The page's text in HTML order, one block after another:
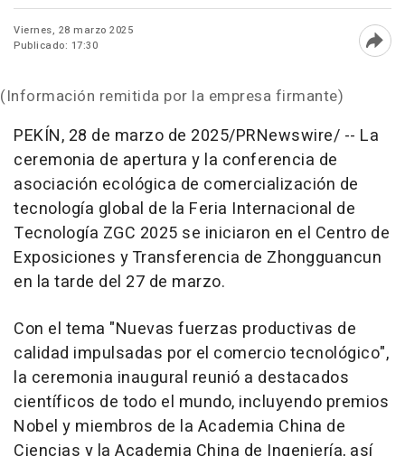
Viernes, 28 marzo 2025
Publicado: 17:30
(Información remitida por la empresa firmante)
PEKÍN, 28 de marzo de 2025/PRNewswire/ -- La
ceremonia de apertura y la conferencia de
asociación ecológica de comercialización de
tecnología global de la Feria Internacional de
Tecnología ZGC 2025 se iniciaron en el Centro de
Exposiciones y Transferencia de Zhongguancun
en la tarde del 27 de marzo.
Con el tema "Nuevas fuerzas productivas de
calidad impulsadas por el comercio tecnológico",
la ceremonia inaugural reunió a destacados
científicos de todo el mundo, incluyendo premios
Nobel y miembros de la Academia China de
Ciencias y la Academia China de Ingeniería, así